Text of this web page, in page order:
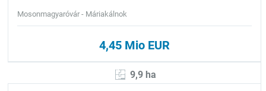
Mosonmagyaróvár - Máriakálnok
4,45 Mio EUR
9,9 ha